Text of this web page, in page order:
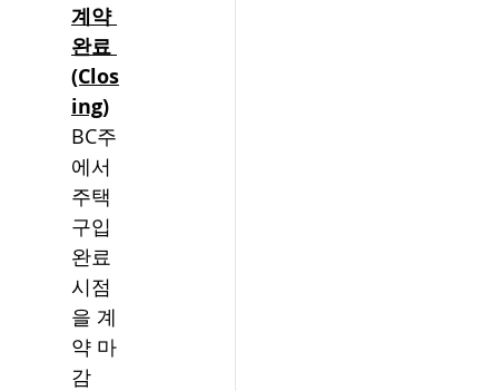
계약
완료
(Clos
ing)
BC주
에서
주택
구입
완료
시점
을 계
약 마
감